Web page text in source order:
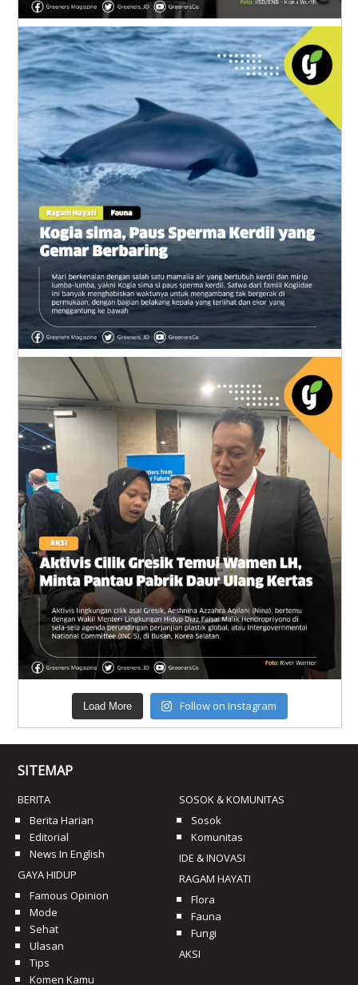
Load More Follow on Instagram
SITEMAP
BERITA
Berita Harian
Editorial
News In English
GAYA HIDUP
Famous Opinion
Mode
Sehat
Ulasan
Tips
Komen Kamu
SOSOK & KOMUNITAS
Sosok
Komunitas
IDE & INOVASI
RAGAM HAYATI
Flora
Fauna
Fungi
AKSI